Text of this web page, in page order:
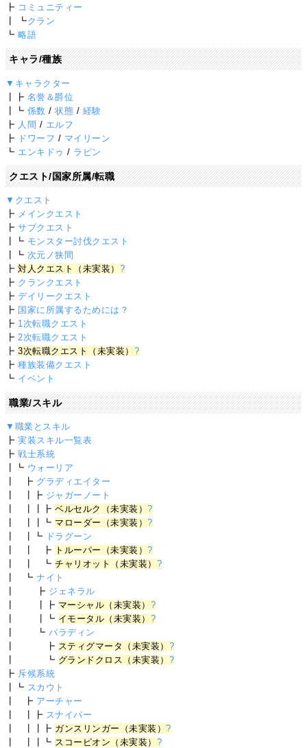
┣ コミュニティー
┃ ┗クラン
┗略語
キャラ/種族
▼キャラクター
┃┣ 名誉＆爵位
┃┗ 係数 /状態 / 経験
┣ 人間 / エルフ
┣ ドワーフ / マイリーン
┗ エンキドゥ / ラピン
クエスト/国家所属/転職
▼クエスト
┣ メインクエスト
┣サブクエスト
┃┗ モンスター討伐クエスト
┃┗ 次元ノ狭間
┣対人クエスト（未実装） ?
┣ クランクエスト
┣デイリークエスト
┣ 国家に所属するためには？
┣ 1次転職クエスト
┣ 2次転職クエスト
┣3次転職クエスト（未実装） ?
┣種族装備クエスト
┗ イベント
職業/スキル
▼職業とスキル
┣実装スキル一覧表
┣戦士系統
┃┗ ウォーリア
┃ ┣ グラディエイター
┃ ┃┣ ジャガーノート
┃ ┃┃┣ベルセルク（未実装）?
┃ ┃┃┗ マローダー（未実装）?
┃ ┃┗ ドラグーン
┃ ┃ ┣ トルーパー（未実装）?
┃ ┃ ┗チャリオット（未実装） ?
┃ ┗ナイト
┃ ┣ ジェネラル
┃ ┃┣ マーシャル（未実装） ?
┃ ┃┗ イモータル（未実装） ?
┃ ┗パラディン
┃ ┣ スティグマータ（未実装） ?
┃ ┗ グランドクロス（未実装） ?
┣ 斥候系統
┃┗ スカウト
┃ ┣ アーチャー
┃ ┃┣ スナイパー
┃ ┃┃┣ ガンスリンガー（未実装）?
┃ ┃┃┗ スコーピオン（未実装） ?